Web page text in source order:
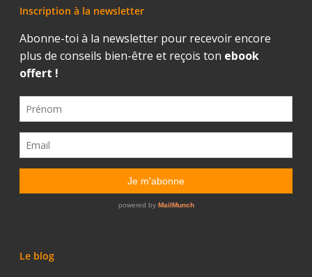
Inscription à la newsletter
Le blog